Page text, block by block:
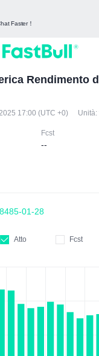
Faster！
Rendimento
17:00 (UTC +0) Unità:
Fcst
--
01-28
Atto
Fcst